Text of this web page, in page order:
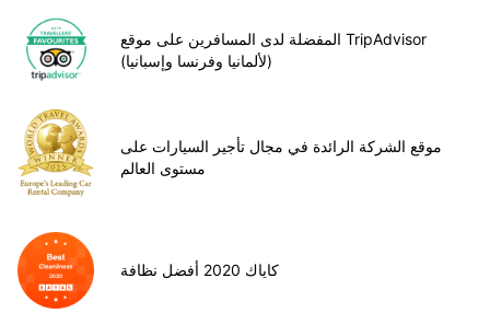
المفضلة لدى المسافرين على موقع TripAdvisor
(لألمانيا وفرنسا وإسبانيا)
موقع الشركة الرائدة في مجال تأجير السيارات على
مستوى العالم
كاياك 2020 أفضل نظافة